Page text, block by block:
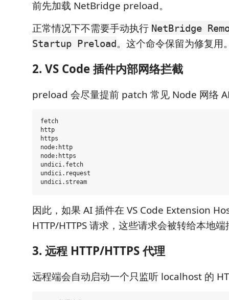
前先加载 NetBridge preload。
正常情况下不需要手动执行 NetBridge
Startup Preload。这个命令保留为修复用
2. VS Code 插件内部网络拦截
preload 会尽量提前 patch 常见 Node 网络
fetch
http
https
node:http
node:https
undici.fetch
undici.request
因此，如果 AI 插件在 VS Code Extension
HTTP/HTTPS 请求，这些请求会被转给本地
3. 远程 HTTP/HTTPS 代理
远程端会自动启动一个只监听 localhost 的